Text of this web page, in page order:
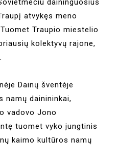
daininguosius
atvykęs meno
Traupio miestelio
kolektyvų rajone,
Dainų šventėje
namų dainininkai,
vadovo Jono
tuomet vyko jungtinis
kaimo kultūros namų